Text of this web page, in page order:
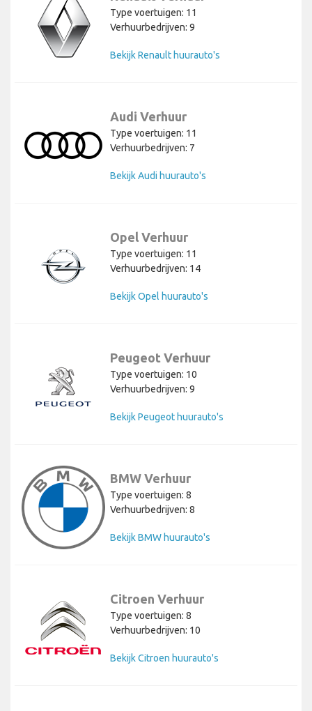
Type voertuigen: 11
Verhuurbedrijven: 9
Bekijk Renault huurauto's
Audi Verhuur
Type voertuigen: 11
Verhuurbedrijven: 7
Bekijk Audi huurauto's
Opel Verhuur
Type voertuigen: 11
Verhuurbedrijven: 14
Bekijk Opel huurauto's
Peugeot Verhuur
Type voertuigen: 10
Verhuurbedrijven: 9
Bekijk Peugeot huurauto's
BMW Verhuur
Type voertuigen: 8
Verhuurbedrijven: 8
Bekijk BMW huurauto's
Citroen Verhuur
Type voertuigen: 8
Verhuurbedrijven: 10
Bekijk Citroen huurauto's